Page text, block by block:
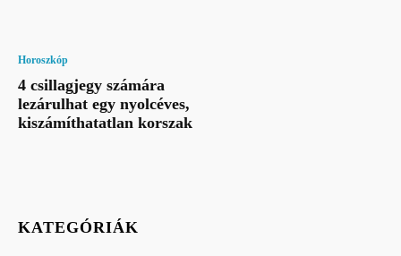
Horoszkóp
4 csillagjegy számára
lezárulhat egy nyolcéves,
kiszámíthatatlan korszak
KATEGÓRIÁK